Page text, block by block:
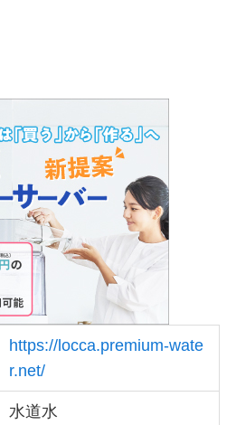
https://locca.premium-wate
r.net/
水道水